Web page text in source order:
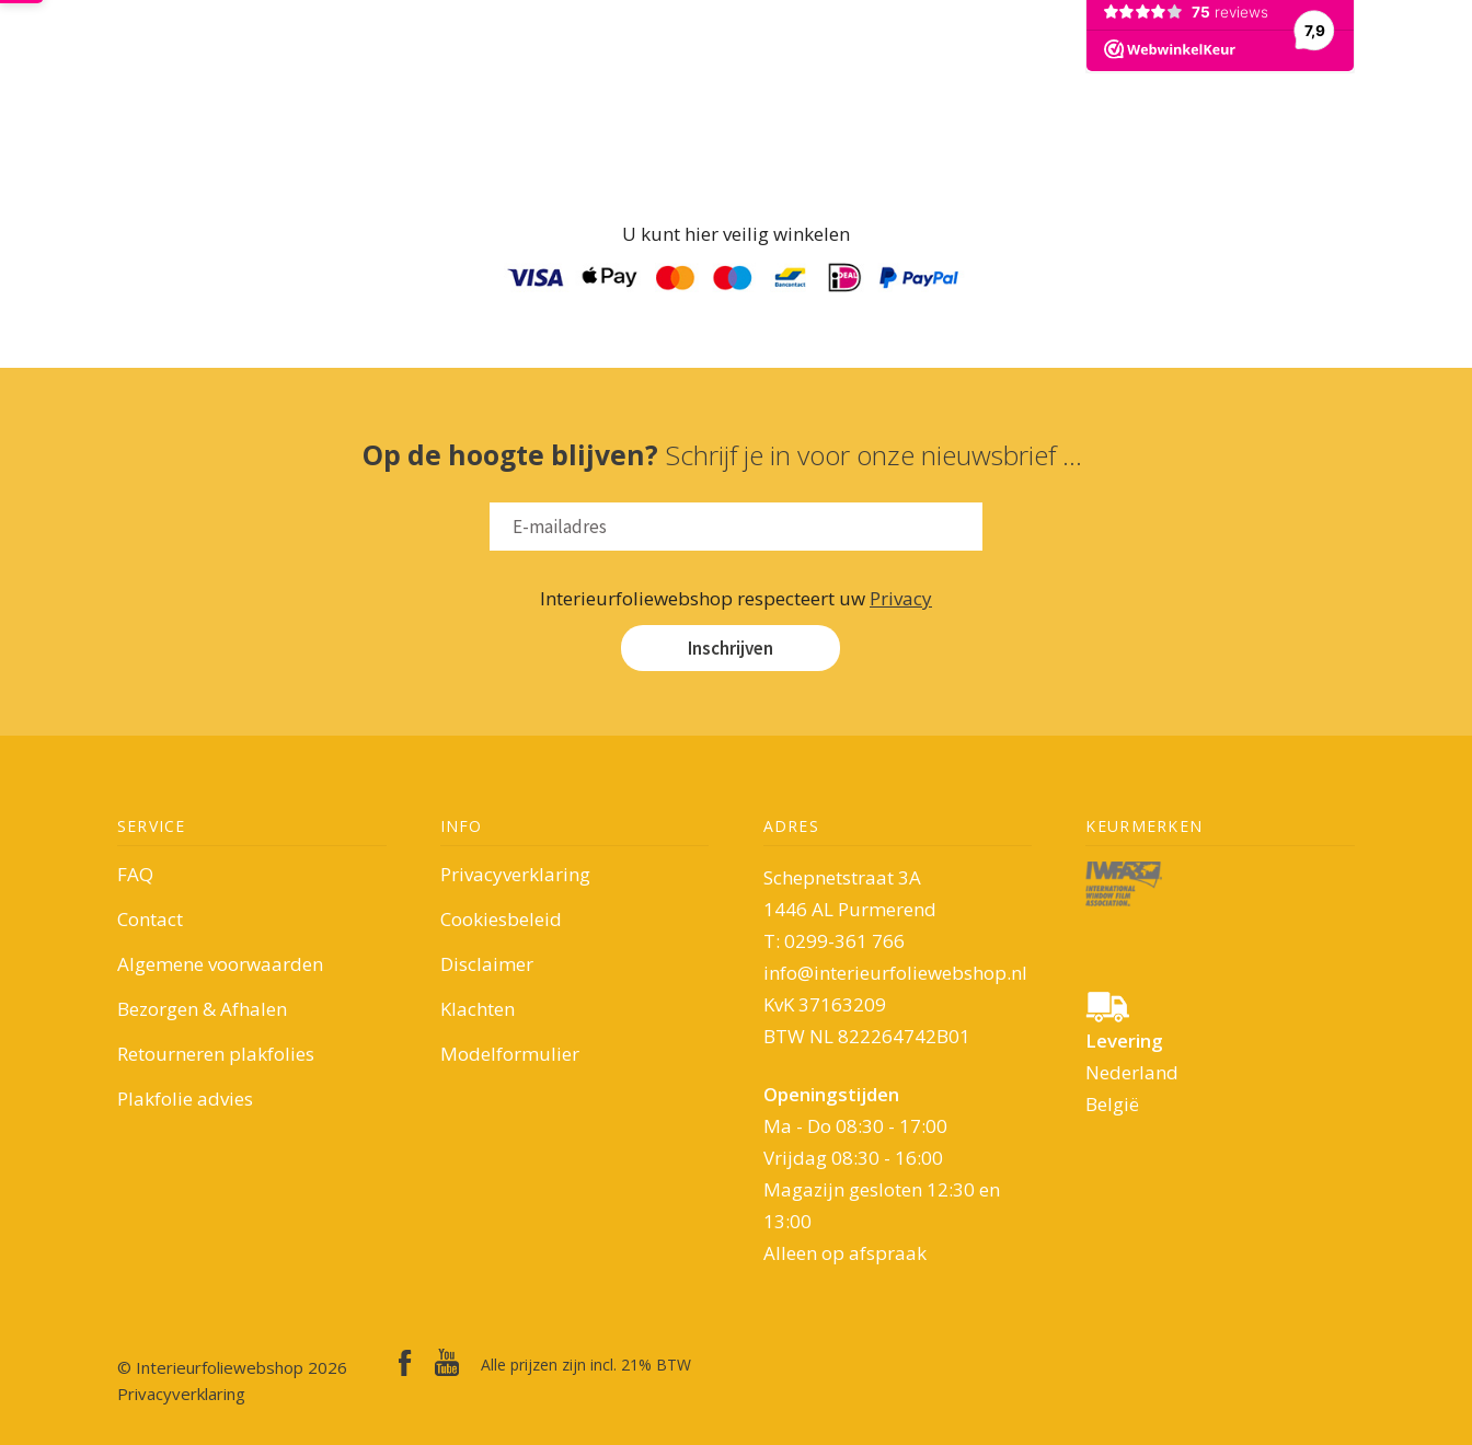
U kunt hier veilig winkelen
Op de hoogte blijven? Schrijf je in voor onze nieuwsbrief ...
Interieurfoliewebshop respecteert uw Privacy
Inschrijven
SERVICE
FAQ
Contact
Algemene voorwaarden
Bezorgen & Afhalen
Retourneren plakfolies
Plakfolie advies
INFO
Privacyverklaring
Cookiesbeleid
Disclaimer
Klachten
Modelformulier
ADRES
Schepnetstraat 3A
1446 AL Purmerend
T: 0299-361 766
info@interieurfoliewebshop.nl
KvK 37163209
BTW NL 822264742B01
Openingstijden
Ma - Do 08:30 - 17:00
Vrijdag 08:30 - 16:00
Magazijn gesloten 12:30 en
13:00
Alleen op afspraak
KEURMERKEN
Levering
Nederland
België
© Interieurfoliewebshop 2026
Privacyverklaring
Alle prijzen zijn incl. 21% BTW